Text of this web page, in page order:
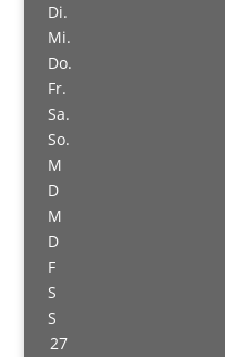
Di.
Mi.
Do.
Fr.
Sa.
So.
M
D
M
D
F
S
S
27